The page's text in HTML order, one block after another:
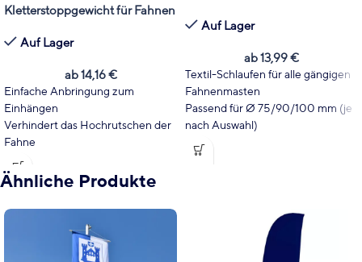
Kletterstoppgewicht für Fahnen
Auf Lager
ab14,16€
Einfache Anbringung zum
Einhängen
Verhindert das Hochrutschen der
Fahne
Farbe Hellgrau, passend für
silberne und dunkelgraue Masten
passendenSeilschlaufenfür Ihren
Auf Lager
ab13,99€
Textil-Schlaufen für alle gängigen
Fahnenmasten
Passend für Ø 75/90/100 mm (je
nach Auswahl)
wahlweise in blau-weiß oder grau
Alternativ auch als
Ähnliche Produkte